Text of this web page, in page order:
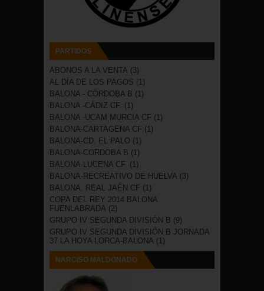
PARTIDOS
ABONOS A LA VENTA (3)
AL DÍA DE LOS PAGOS (1)
BALONA - CÓRDOBA B (1)
BALONA -CÁDIZ CF. (1)
BALONA -UCAM MURCIA CF (1)
BALONA-CARTAGENA CF (1)
BALONA-CD. EL PALO (1)
BALONA-CORDOBA B (1)
BALONA-LUCENA CF. (1)
BALONA-RECREATIVO DE HUELVA (3)
BALONA. REAL JAÉN CF (1)
COPA DEL REY 2014 BALONA
FUENLABRADA (2)
GRUPO IV SEGUNDA DIVISIÓN B (9)
GRUPO IV SEGUNDA DIVISIÓN B JORNADA
37 LA HOYA LORCA-BALONA (1)
NARCISO MALDONADO